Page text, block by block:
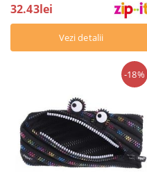
32.43lei
Vezi detalii
-18%